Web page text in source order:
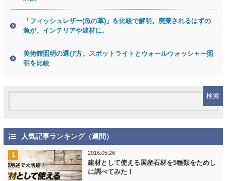
「フィッシュレザー(魚の革)」を比較で解明。廃棄されるはずの
魚が、インテリアや建材に。
美術館照明の選び方。スポットライトとウォールウォッシャー照
明を比較
人気記事ランキング（週間）
2016.05.26
建材として使える国産石材を5種類をためし
に調べてみた！